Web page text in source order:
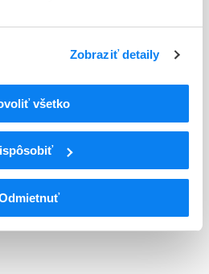
Zobraziť detaily
všetko
NA SYSTÉMOVÉ POUŽITIE
na systémové použitie
antivirotiká